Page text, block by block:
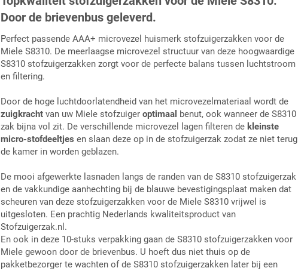
Door de brievenbus geleverd.
Perfect passende AAA+ microvezel huismerk stofzuigerzakken voor de
Miele S8310. De meerlaagse microvezel structuur van deze hoogwaardige
S8310 stofzuigerzakken zorgt voor de perfecte balans tussen luchtstroom
en filtering.
Door de hoge luchtdoorlatendheid van het microvezelmateriaal wordt de
zuigkrachtvan uw Miele stofzuiger optimaal benut, ook wanneer de S8310
zak bijna vol zit. De verschillende microvezel lagen filteren de kleinste
micro-stofdeeltjes en slaan deze op in de stofzuigerzak zodat ze niet terug
de kamer in worden geblazen.
De mooi afgewerkte lasnaden langs de randen van de S8310 stofzuigerzak
en de vakkundige aanhechting bij de blauwe bevestigingsplaat maken dat
scheuren van deze stofzuigerzakken voor de Miele S8310 vrijwel is
uitgesloten. Een prachtig Nederlands kwaliteitsproduct van
Stofzuigerzak.nl.
En ook in deze 10-stuks verpakking gaan de S8310 stofzuigerzakken voor
Miele gewoon door de brievenbus. U hoeft dus niet thuis op de
pakketbezorger te wachten of de S8310 stofzuigerzakken later bij een